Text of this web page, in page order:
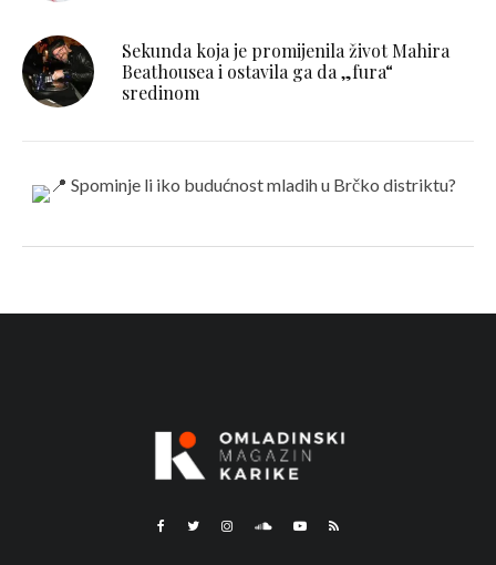
Sekunda koja je promijenila život Mahira
Beathousea i ostavila ga da „fura“
sredinom